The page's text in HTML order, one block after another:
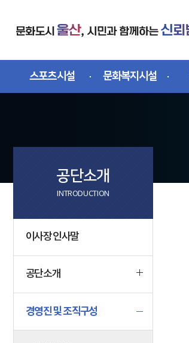
스포츠시설 문화복지시설
공단소개
INTRODUCTION
이사장 인사말
공단소개
경영진 및 조직구성